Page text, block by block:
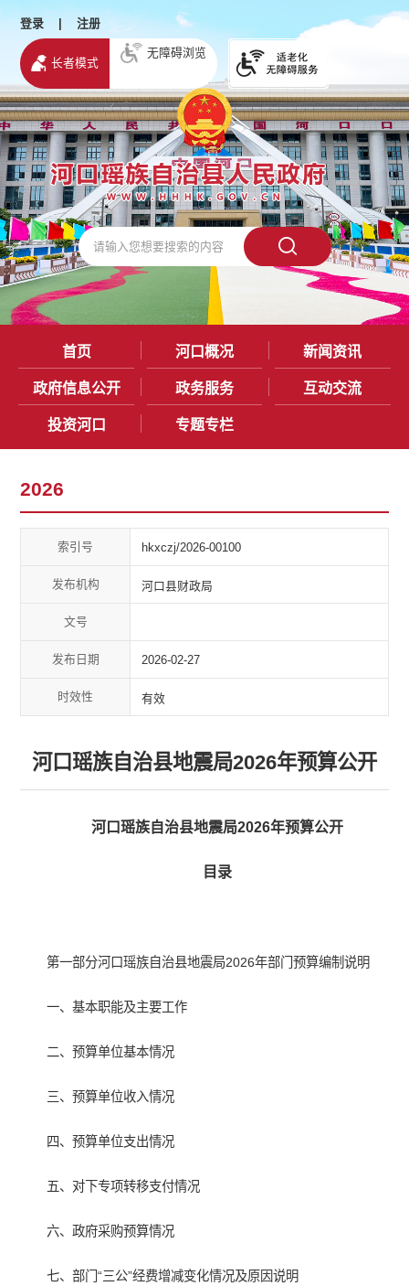
登录 | 注册
长者模式
无障碍浏览
首页 河口概况 新闻资讯
政府信息公开 政务服务 互动交流
投资河口 专题专栏
2026
索引号 hkxczj/2026-00100
发布机构 河口县财政局
文号
发布日期 2026-02-27
时效性 有效
河口瑶族自治县地震局2026年预算公开
河口瑶族自治县地震局2026年预算公开
目录
第一部分河口瑶族自治县地震局2026年部门预算编制说明
一、基本职能及主要工作
二、预算单位基本情况
三、预算单位收入情况
四、预算单位支出情况
五、对下专项转移支付情况
六、政府采购预算情况
七、部门“三公”经费增减变化情况及原因说明